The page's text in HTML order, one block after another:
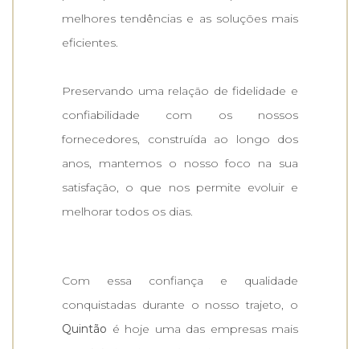
melhores tendências e as soluções mais
eficientes.
Preservando uma relação de fidelidade e
confiabilidade com os nossos
fornecedores, construída ao longo dos
anos, mantemos o nosso foco na sua
satisfação, o que nos permite evoluir e
melhorar todos os dias.
Com essa confiança e qualidade
conquistadas durante o nosso trajeto, o
Quintão é hoje uma das empresas mais